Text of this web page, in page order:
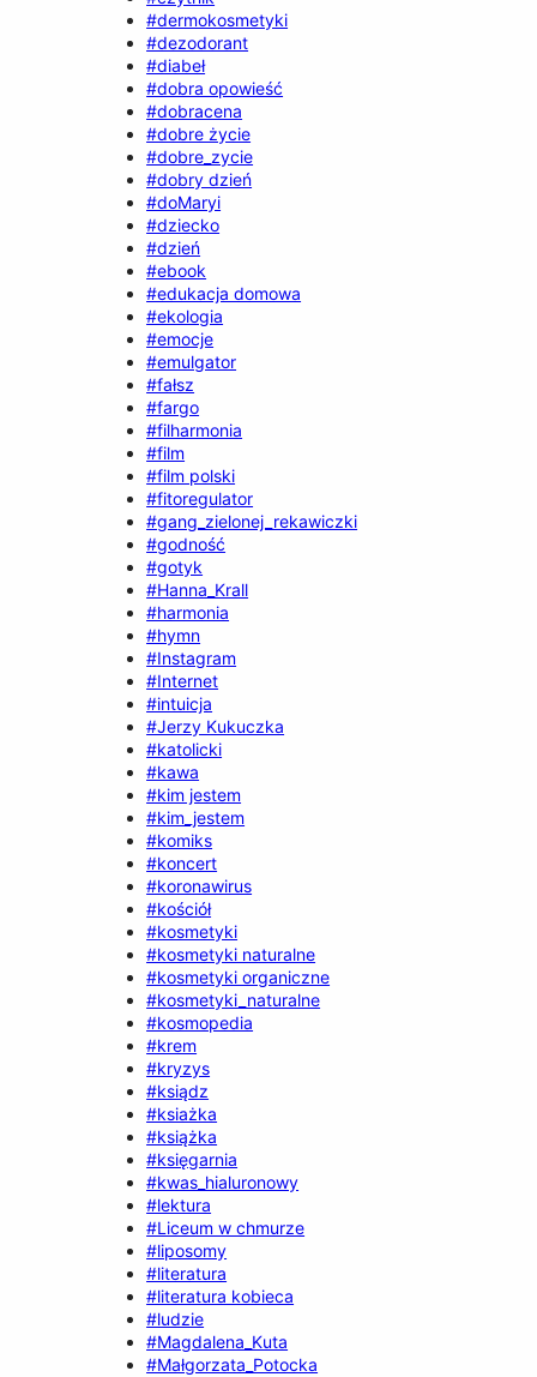
#dermokosmetyki
#dezodorant
#diabeł
#dobra opowieść
#dobracena
#dobre życie
#dobre_zycie
#dobry dzień
#doMaryi
#dziecko
#dzień
#ebook
#edukacja domowa
#ekologia
#emocje
#emulgator
#fałsz
#fargo
#filharmonia
#film
#film polski
#fitoregulator
#gang_zielonej_rekawiczki
#godność
#gotyk
#Hanna_Krall
#harmonia
#hymn
#Instagram
#Internet
#intuicja
#Jerzy Kukuczka
#katolicki
#kawa
#kim jestem
#kim_jestem
#komiks
#koncert
#koronawirus
#kościół
#kosmetyki
#kosmetyki naturalne
#kosmetyki organiczne
#kosmetyki_naturalne
#kosmopedia
#krem
#kryzys
#ksiądz
#ksiażka
#książka
#księgarnia
#kwas_hialuronowy
#lektura
#Liceum w chmurze
#liposomy
#literatura
#literatura kobieca
#ludzie
#Magdalena_Kuta
#Małgorzata_Potocka